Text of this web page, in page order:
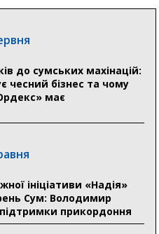
6,6 млн грн
Пенсійний фонд
допомогу на зиму
пенсій: у
пояснили, що робити
до сумських махінацій:
чесний бізнес та чому
має
ініціативи «Надія»
Сум: Володимир
прикордоння